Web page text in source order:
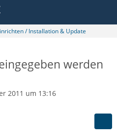
/ Installation & Update
werden
2011 um 13:16